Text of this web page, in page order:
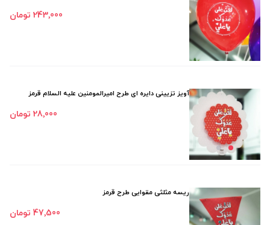
243٬000 تومان
آویز تزیینی دایره ای طرح امیرالمومنین علیه السلام قرمز
28٬000 تومان
ریسه مثلثی مقوایی طرح قرمز
47٬500 تومان